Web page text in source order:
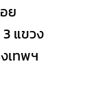
ย
แขวง
เทพฯ